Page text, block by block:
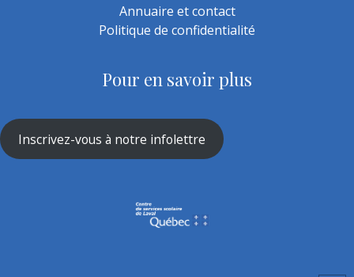
Annuaire et contact
Politique de confidentialité
Pour en savoir plus
Inscrivez-vous à notre infolettre